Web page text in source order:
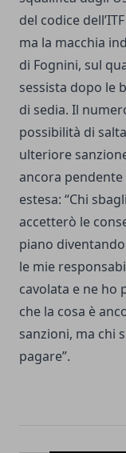
del codice
ma la macchia
di Fognini, sul
sessista dopo le
di sedia. Il
possibilità di
ulteriore
ancora
estesa: “Chi
accetterò le
piano
le mie
cavolata e ne ho
che la cosa è
sanzioni, ma chi
pagare”.